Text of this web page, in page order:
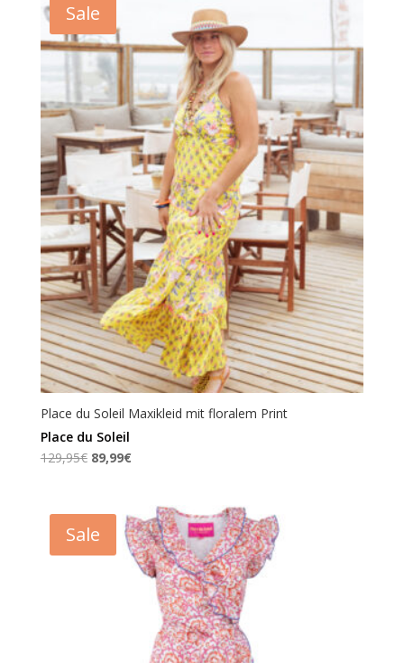
Sale
Place du Soleil Maxikleid mit floralem Print
Place du Soleil
129,95€ Ursprünglicher
129,95€
89,99€Aktueller
89,99€.
Sale